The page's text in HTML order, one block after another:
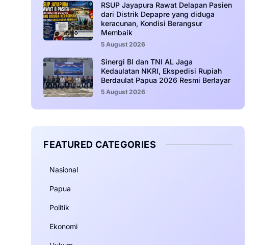
RSUP Jayapura Rawat Delapan Pasien
dari Distrik Depapre yang diduga
keracunan, Kondisi Berangsur
Membaik
5 August 2026
Sinergi BI dan TNI AL Jaga
Kedaulatan NKRI, Ekspedisi Rupiah
Berdaulat Papua 2026 Resmi Berlayar
5 August 2026
FEATURED CATEGORIES
Nasional
Papua
Politik
Ekonomi